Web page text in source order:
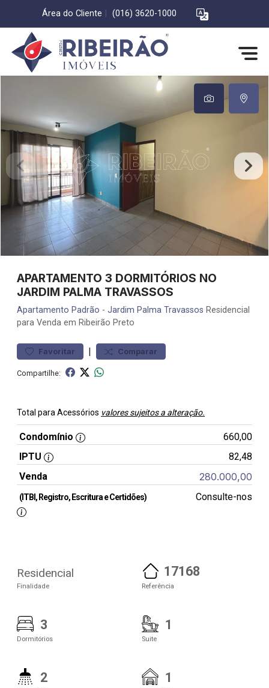
Área do Cliente (016) 3620-1000
APARTAMENTO 3 DORMITÓRIOS NO
JARDIM PALMA TRAVASSOS
Apartamento Padrão - Jardim Palma Travassos Residencial
para Venda em Ribeirão Preto
Favoritar | Comparar
Compartilhe:
Total para Acessórios valores sujeitos a alteração.
Condomínio
660,00
IPTU
82,48
Venda
280.000,00
(ITBI, Registro, Escritura e Certidões) Consulte-nos
Residencial
Finalidade
17168
Referência
3
Dormitórios
1
Suite
2 1